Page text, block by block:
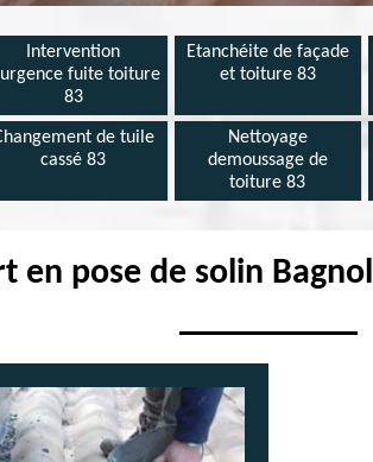
Intervention
fuite toiture
83
Etanchéite de façade
et toiture 83
de tuile
cassé 83
Nettoyage
demoussage de
toiture 83
en pose de solin